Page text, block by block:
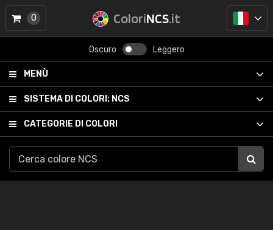
ColoriNCS.it
Oscuro Leggero
MENÙ
SISTEMA DI COLORI: NCS
CATEGORIE DI COLORI
0